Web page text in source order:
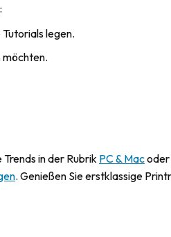
legen.
in der Rubrik PC & Macoder
. Genießen Sie erstklassige